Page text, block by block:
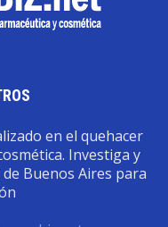
en el quehacer
Investiga y
Buenos Aires para